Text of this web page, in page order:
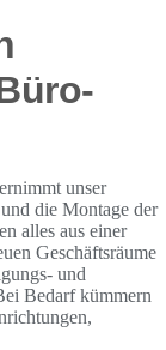
unser
die Montage der
alles aus einer
Geschäftsräume
und
Bedarf kümmern